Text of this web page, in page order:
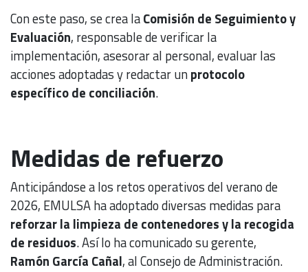
Con este paso, se crea laComisión de Seguimiento y
Evaluación, responsable de verificar la
implementación, asesorar al personal, evaluar las
acciones adoptadas y redactar unprotocolo
específico de conciliación.
Medidas de refuerzo
Anticipándose a los retos operativos del verano de
2026, EMULSA ha adoptado diversas medidas para
reforzar la limpieza de contenedores y la recogida
de residuos. Así lo ha comunicado su gerente,
Ramón García Cañal, al Consejo de Administración.